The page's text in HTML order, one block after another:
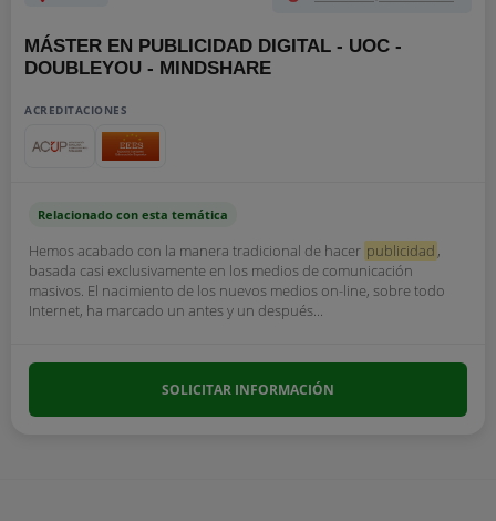
MÁSTER EN PUBLICIDAD DIGITAL - UOC -
DOUBLEYOU - MINDSHARE
ACREDITACIONES
Relacionado con esta temática
Hemos acabado con la manera tradicional de hacer publicidad ,
basada casi exclusivamente en los medios de comunicación
masivos. El nacimiento de los nuevos medios on-line, sobre todo
Internet, ha marcado un antes y un después...
SOLICITAR INFORMACIÓN